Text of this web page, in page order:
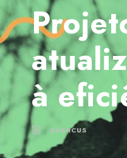
à
QUERCUS